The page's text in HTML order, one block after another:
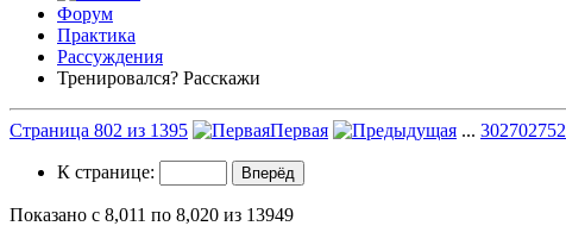
Форум
Практика
Рассуждения
Тренировался? Расскажи
Страница 802 из 1395 Первая ... 302702752
К странице:
Показано с 8,011 по 8,020 из 13949